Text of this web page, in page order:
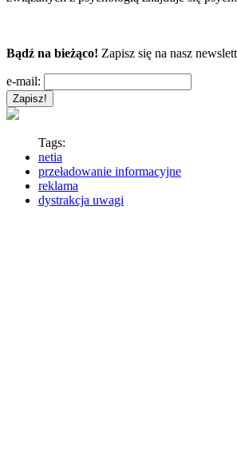
Bądź na bieżąco! Zapisz się na nasz
e-mail:
Tags:
netia
przeładowanie informacyjne
reklama
dystrakcja uwagi